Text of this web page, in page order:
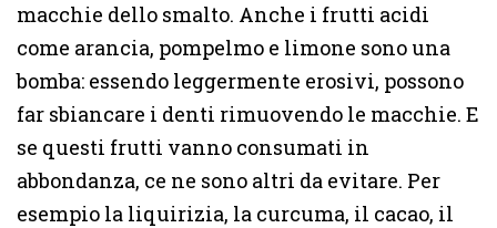
macchie dello smalto. Anche i frutti acidi
come arancia, pompelmo e limone sono una
bomba: essendo leggermente erosivi, possono
far sbiancare i denti rimuovendo le macchie. E
se questi frutti vanno consumati in
abbondanza, ce ne sono altri da evitare. Per
esempio la liquirizia, la curcuma, il cacao, il